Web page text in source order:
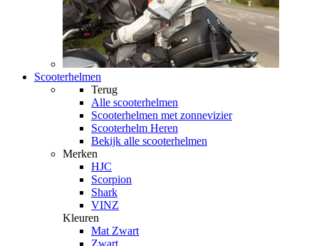
Scooterhelmen
Terug
Alle scooterhelmen
Scooterhelmen met zonnevizier
Scooterhelm Heren
Bekijk alle scooterhelmen
Merken
HJC
Scorpion
Shark
VINZ
Kleuren
Mat Zwart
Zwart